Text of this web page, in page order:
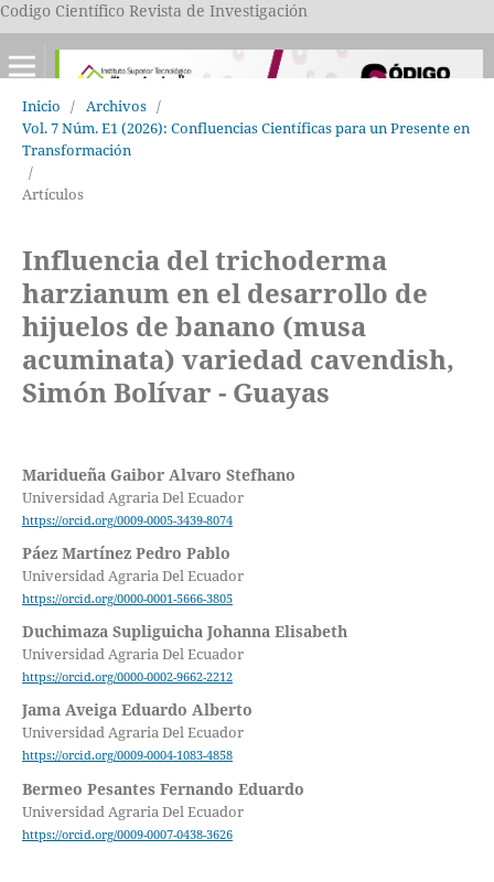
Codigo Científico Revista de Investigación
Inicio / Archivos /
Vol. 7 Núm. E1 (2026): Confluencias Científicas para un Presente en
Transformación
/
Artículos
Influencia del trichoderma
harzianum en el desarrollo de
hijuelos de banano (musa
acuminata) variedad cavendish,
Simón Bolívar - Guayas
Maridueña Gaibor Alvaro Stefhano
Universidad Agraria Del Ecuador
https://orcid.org/0009-0005-3439-8074
Páez Martínez Pedro Pablo
Universidad Agraria Del Ecuador
https://orcid.org/0000-0001-5666-3805
Duchimaza Supliguicha Johanna Elisabeth
Universidad Agraria Del Ecuador
https://orcid.org/0000-0002-9662-2212
Jama Aveiga Eduardo Alberto
Universidad Agraria Del Ecuador
https://orcid.org/0009-0004-1083-4858
Bermeo Pesantes Fernando Eduardo
Universidad Agraria Del Ecuador
https://orcid.org/0009-0007-0438-3626